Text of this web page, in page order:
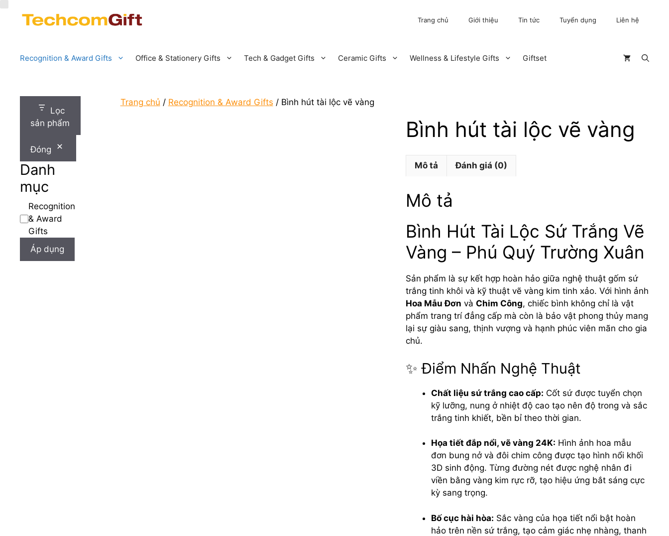
Trang chủ Giới thiệu Tin tức Tuyển dụng Liên hệ
Recognition & Award Gifts Office & Stationery Gifts Tech & Gadget Gifts Ceramic Gifts Wellness & Lifestyle Gifts Giftset
Trang chủ / Recognition & Award Gifts / Bình hút tài lộc vẽ vàng
Bình hút tài lộc vẽ vàng
Mô tả Đánh giá (0)
Mô tả
Bình Hút Tài Lộc Sứ Trắng Vẽ
Vàng – Phú Quý Trường Xuân
Sản phẩm là sự kết hợp hoàn hảo giữa nghệ thuật gốm sứ
trắng tinh khôi và kỹ thuật vẽ vàng kim tinh xảo. Với hình ảnh
Hoa Mẫu Đơn vàChim Công, chiếc bình không chỉ là vật
phẩm trang trí đẳng cấp mà còn là bảo vật phong thủy mang
lại sự giàu sang, thịnh vượng và hạnh phúc viên mãn cho gia
chủ.
✨ Điểm Nhấn Nghệ Thuật
Chất liệu sứ trắng cao cấp: Cốt sứ được tuyển chọn
kỹ lưỡng, nung ở nhiệt độ cao tạo nên độ trong và sắc
trắng tinh khiết, bền bỉ theo thời gian.
Họa tiết đắp nổi, vẽ vàng 24K: Hình ảnh hoa mẫu
đơn bung nở và đôi chim công được tạo hình nổi khối
3D sinh động. Từng đường nét được nghệ nhân đi
viền bằng vàng kim rực rỡ, tạo hiệu ứng bắt sáng cực
kỳ sang trọng.
Bố cục hài hòa: Sắc vàng của họa tiết nổi bật hoàn
hảo trên nền sứ trắng, tạo cảm giác nhẹ nhàng, thanh
Lọc
sản phẩm
Đóng
Danh
mục
Danh
mục
Recognition
& Award
Gifts
Áp dụng